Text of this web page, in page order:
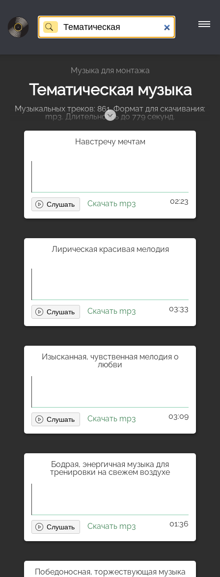
Музыка для монтажа
Тематическая музыка
Музыкальных треков: 861. Формат для скачивания:
mp3. Длительность до 779 секунд.
Навстречу мечтам
Скачать mp3 02:23
Лирическая красивая мелодия
Скачать mp3 03:33
Изысканная, чувственная мелодия о
любви
Скачать mp3 03:09
Бодрая, энергичная музыка для
тренировки на свежем воздухе
Скачать mp3 01:36
Победоносная, торжествующая музыка